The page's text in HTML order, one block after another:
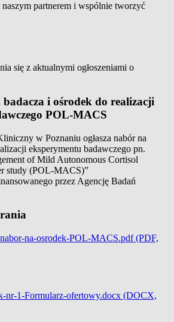
partnerem i wspólnie tworzyć
się z aktualnymi ogłoszeniami o
i ośrodek do realizacji
POL-MACS
w Poznaniu ogłasza nabór na
eksperymentu badawczego pn.
of Mild Autonomous Cortisol
study (POL-MACS)”
przez Agencję Badań
na-osrodek-POL-MACS.pdf (PDF,
nr-1-Formularz-ofertowy.docx (DOCX,